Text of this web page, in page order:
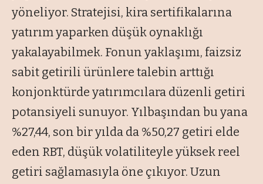
yöneliyor. Stratejisi, kira sertifikalarına
yatırım yaparken düşük oynaklığı
yakalayabilmek. Fonun yaklaşımı, faizsiz
sabit getirili ürünlere talebin arttığı
konjonktürde yatırımcılara düzenli getiri
potansiyeli sunuyor. Yılbaşından bu yana
%27,44, son bir yılda da %50,27 getiri elde
eden RBT, düşük volatiliteyle yüksek reel
getiri sağlamasıyla öne çıkıyor. Uzun